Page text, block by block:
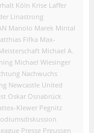
Köln Krise Laffer
Linastrong
Manolo Marek Mintal
Fifka Max-
Michael A.
Michael Wiesinger
Nachwuchs
Newcastle United
Oskar Osnabrück
Klewer Pegnitz
Presse Preussen